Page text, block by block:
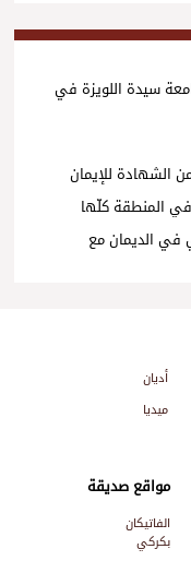
سيدة اللويزة في
الشهادة للإيمان
المنطقة كلّها
في الديمان مع
أديان
ميديا
مواقع صديقة
الفاتيكان
بكركي